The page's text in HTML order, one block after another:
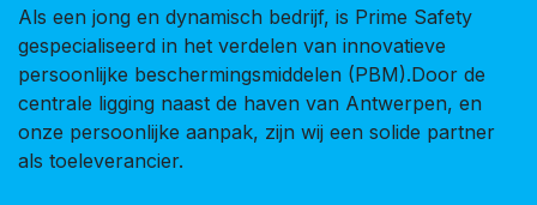
Als een jong en dynamisch bedrijf, is Prime Safety
gespecialiseerd in het verdelen van innovatieve
persoonlijke beschermingsmiddelen (PBM).Door de
centrale ligging naast de haven van Antwerpen, en
onze persoonlijke aanpak, zijn wij een solide partner
als toeleverancier.